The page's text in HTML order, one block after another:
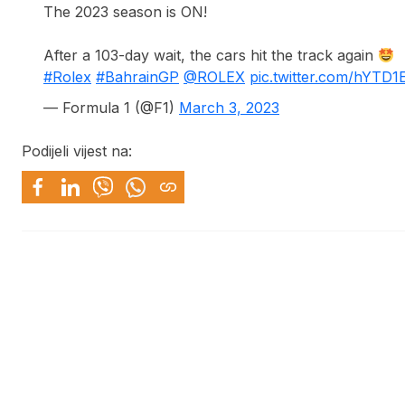
The 2023 season is ON!
After a 103-day wait, the cars hit the track again
#Rolex #BahrainGP @ROLEX pic.twitter.com/
— Formula 1 (@F1) March 3, 2023
Podijeli vijest na: